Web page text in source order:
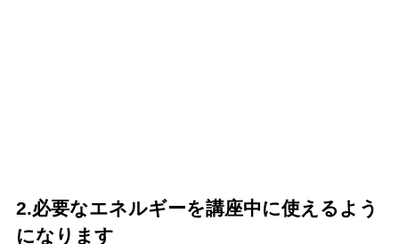
2.必要なエネルギーを講座中に使えるよう
になります